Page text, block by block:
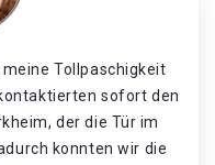
Tollpaschigkeit
sofort den
der die Tür im
konnten wir die